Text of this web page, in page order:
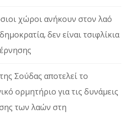
χώροι ανήκουν στον λαό
δεν είναι τσιφλίκια
Σούδας αποτελεί το
ορμητήριο για τις δυνάμεις
των λαών στη